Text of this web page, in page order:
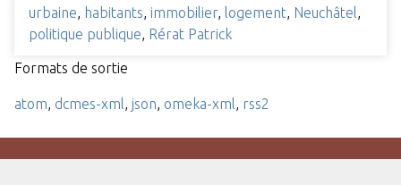
urbaine
habitants immobilier, logement Neuchâtel
politique publique Rérat Patrick
Formats de sortie
atom dcmes-xml json omeka-xml rss2